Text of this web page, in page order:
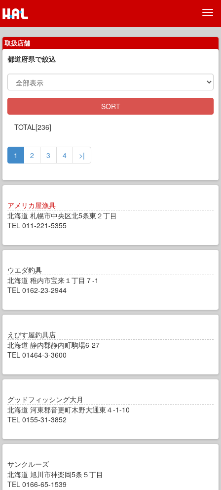
取扱店舗
都道府県で絞込
SORT
TOTAL[236]
1 2 3 4 >|
アメリカ屋漁具
北海道 札幌市中央区北5条東２丁目
TEL 011-221-5355
ウエダ釣具
北海道 稚内市宝来１丁目７-1
TEL 0162-23-2944
えびす屋釣具店
北海道 静内郡静内町駒場6-27
TEL 01464-3-3600
グッドフィッシング大月
北海道 河東郡音更町木野大通東４-1-10
TEL 0155-31-3852
サンクルーズ
北海道 旭川市神楽岡5条５丁目
TEL 0166-65-1539